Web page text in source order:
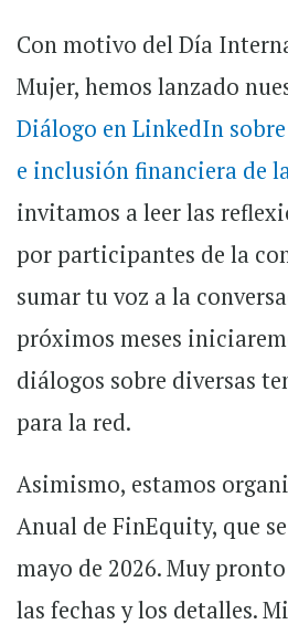
Con motivo del Día
Mujer, hemos lanzado
Diálogo en LinkedIn
e inclusión financiera de
invitamos a leer las
por participantes de la
sumar tu voz a la
próximos meses
diálogos sobre diversas
para la red.
Asimismo, estamos
Anual de FinEquity, que
mayo de 2026. Muy
las fechas y los detalles.